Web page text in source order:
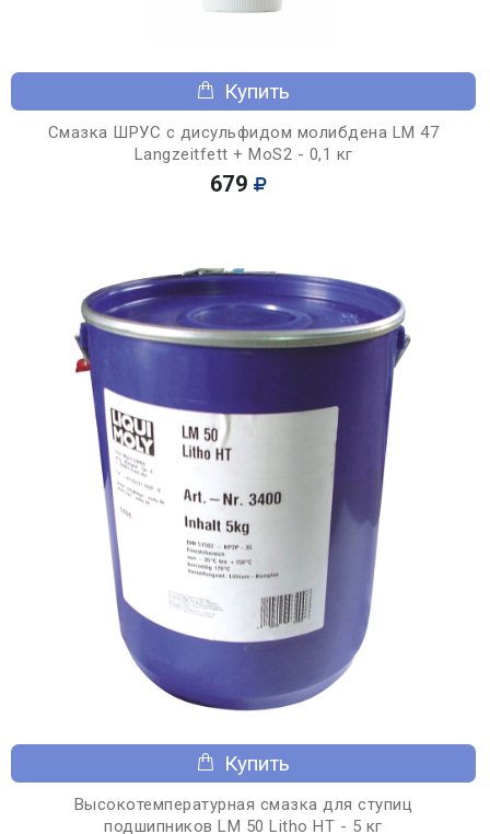
Купить
Смазка ШРУС с дисульфидом молибдена LM 47
Langzeitfett + MoS2 - 0,1 кг
679
Купить
Высокотемпературная смазка для ступиц
подшипников LM 50 Litho HT - 5 кг